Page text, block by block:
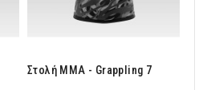
Στολή MMA - Grappling 7